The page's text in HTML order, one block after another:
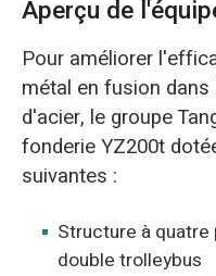
Aperçu de
Pour améliorer
métal en fusion
d'acier, le groupe
fonderie YZ200t
suivantes :
Structure à
double trolleybus